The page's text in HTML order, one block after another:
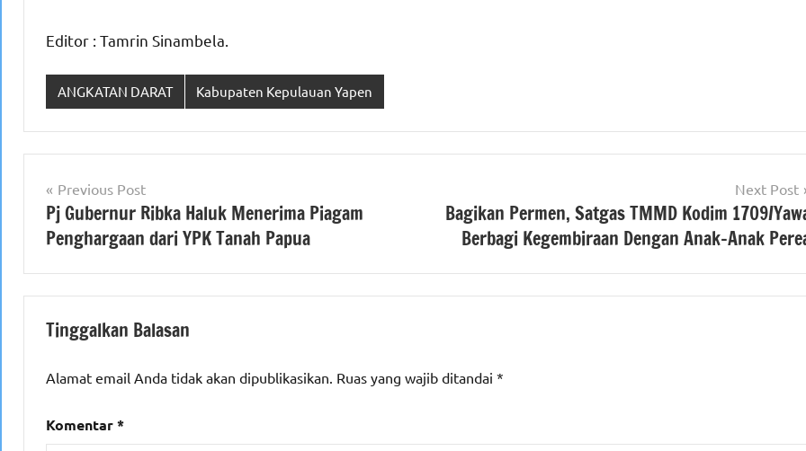
Editor : Tamrin Sinambela.
ANGKATAN DARAT Kabupaten Kepulauan Yapen
Navigasi
pos
Previous Post
Pj Gubernur Ribka Haluk Menerima Piagam
Penghargaan dari YPK Tanah Papua
Next Post
Bagikan Permen, Satgas TMMD Kodim 1709/
Berbagi Kegembiraan Dengan Anak-Anak
Tinggalkan Balasan
Alamat email Anda tidak akan dipublikasikan. Ruas yang wajib ditandai *
Komentar*